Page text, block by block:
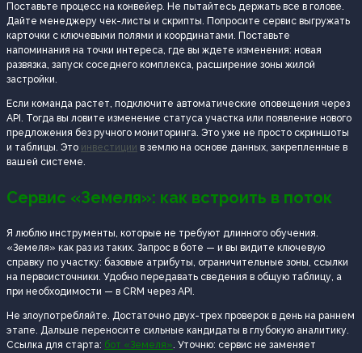
Поставьте процесс на конвейер. Не пытайтесь держать все в голове.
Дайте менеджеру чек-листы и скрипты. Попросите сервис выгружать
карточки с ключевыми полями и координатами. Поставьте
напоминания на точки интереса, где вы ждете изменения: новая
развязка, запуск соседнего комплекса, расширение зоны жилой
застройки.
Если команда растет, подключите автоматические оповещения через
API. Тогда вы ловите изменение статуса участка или появление нового
предложения без ручного мониторинга. Это уже не просто скриншоты
и таблицы. Это инвестиции в землю на основе данных, закрепленные в
вашей системе.
Сервис «Земеля»: как встроить в поток
Я люблю инструменты, которые не требуют длинного обучения.
«Земеля» как раз из таких. Запрос в боте — и вы видите ключевую
справку по участку: базовые атрибуты, ограничительные зоны, ссылки
на первоисточники. Удобно передавать сведения в общую таблицу, а
при необходимости — в CRM через API.
Не злоупотребляйте. Достаточно двух-трех проверок в день на раннем
этапе. Дальше переносите сильные кандидаты в глубокую аналитику.
Ссылка для старта: бот «Земеля». Уточню: сервис не заменяет